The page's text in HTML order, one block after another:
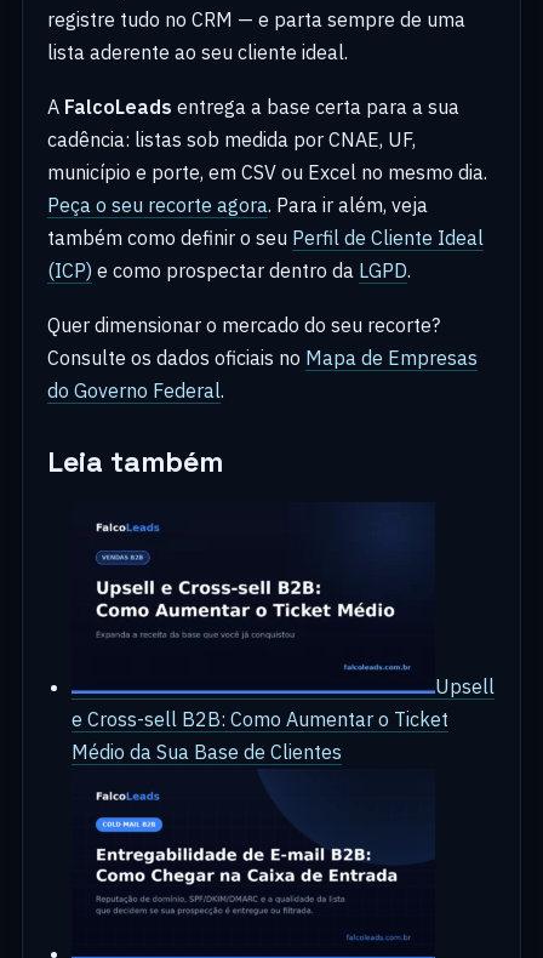
registre tudo no CRM — e parta sempre de uma
lista aderente ao seu cliente ideal.
A FalcoLeads entrega a base certa para a sua
cadência: listas sob medida por CNAE, UF,
município e porte, em CSV ou Excel no mesmo dia.
Peça o seu recorte agora. Para ir além, veja
também como definir o seu Perfil de Cliente Ideal
(ICP) e como prospectar dentro da LGPD.
Quer dimensionar o mercado do seu recorte?
Consulte os dados oficiais no Mapa de Empresas
do Governo Federal.
Leia também
Upsell
e Cross-sell B2B: Como Aumentar o Ticket
Médio da Sua Base de Clientes